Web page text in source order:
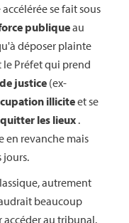
se fait sous
publiqueau
déposer plainte
le Préfet qui prend
justice (ex-
illiciteet se
quitter les lieux .
en revanche mais
jours.
autrement
beaucoup
au tribunal.